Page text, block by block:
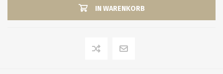
IN WARENKORB